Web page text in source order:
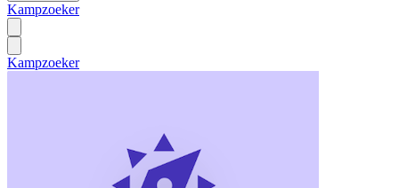
Kampzoeker
Kampzoeker